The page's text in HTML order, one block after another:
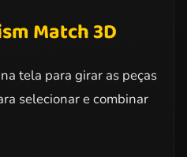
Match 3D
tela para girar as peças
selecionar e combinar